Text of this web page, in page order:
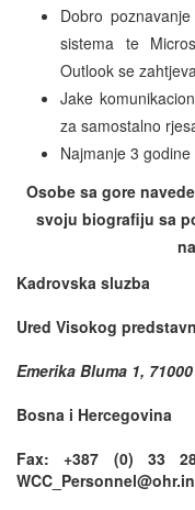
Dobro
sistema te
Outlook se
Jake
za samostalno
Najmanje 3
Osobe sa gore
svoju biografiju sa
Kadrovska sluzba
Ured Visokog
Emerika Bluma 1,
Bosna i Hercegovina
Fax: +387